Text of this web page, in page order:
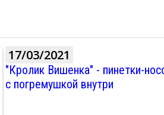
17/03/2021
"Кролик Вишенка" - пинетки-
с погремушкой внутри